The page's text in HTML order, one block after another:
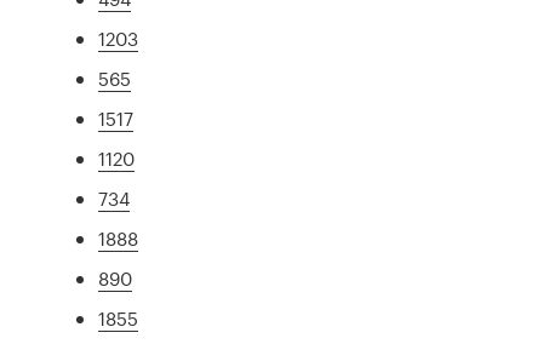
1203
565
1517
1120
734
1888
890
1855